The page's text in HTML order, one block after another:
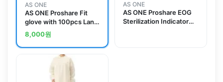
AS ONE
AS ONE Proshare Fit
glove with 100pcs Land
others
8,000원
AS ONE
AS ONE Proshare EOG
Sterilization Indicator